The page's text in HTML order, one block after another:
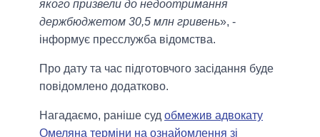
якого призвели до недоотримання
держбюджетом 30,5 млн гривень», -
інформує пресслужба відомства.
Про дату та час підготовчого засідання буде
повідомлено додатково.
Нагадаємо, раніше суд обмежив адвокату
Омеляна терміни на ознайомлення зі